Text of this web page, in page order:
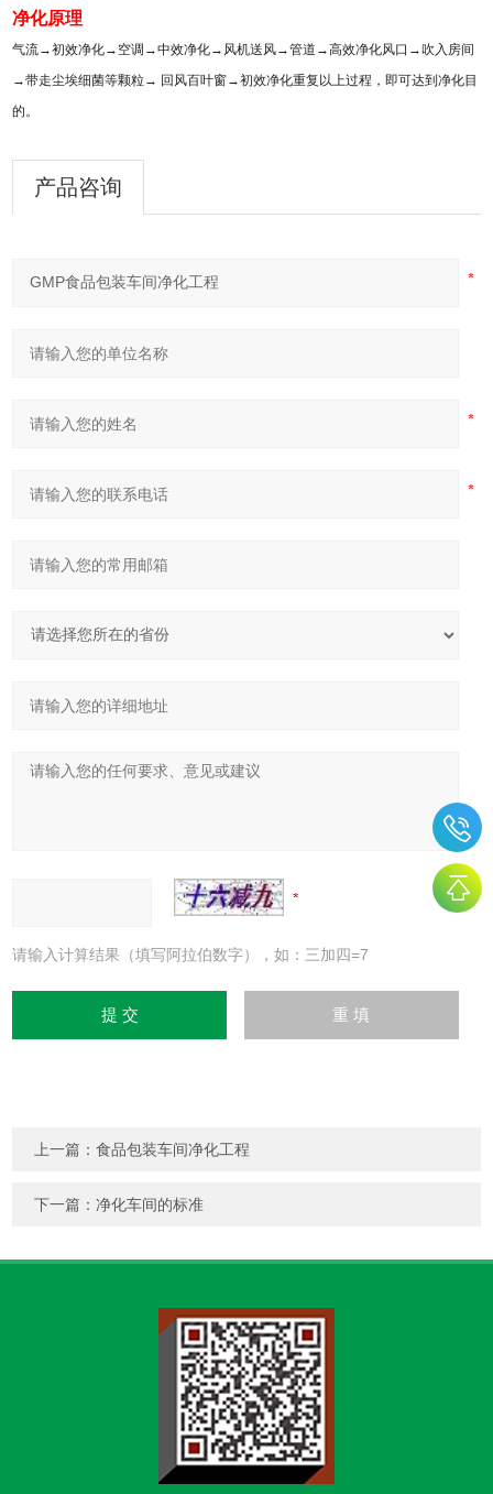
净化原理
气流→初效净化→ 空调 →中效净化→ 风机送风→管道 →高效净化风口 → 吹入房间
→带走尘埃细菌等颗粒→ 回风百叶窗→初效净化重复以上过程，即可达到净化目
的。
产品咨询
请输入计算结果（填写阿拉伯数字），如：三加四=7
上一篇：食品包装车间净化工程
下一篇：净化车间的标准